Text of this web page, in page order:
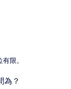
限。
為？